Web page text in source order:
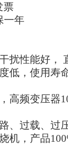
一年
扰性能好，
低，使用寿
高频变压器
、过载、过
机，产品